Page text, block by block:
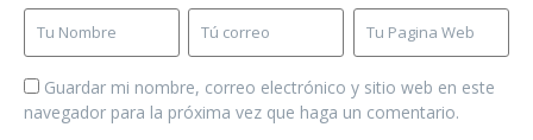
Guardar mi nombre, correo electrónico y sitio web en este
navegador para la próxima vez que haga un comentario.